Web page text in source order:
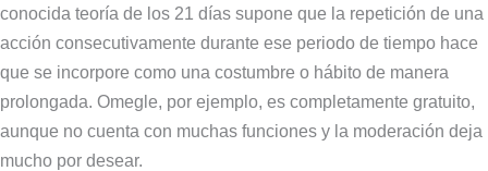
conocida teoría de los 21 días supone que la repetición de una
acción consecutivamente durante ese periodo de tiempo hace
que se incorpore como una costumbre o hábito de manera
prolongada. Omegle, por ejemplo, es completamente gratuito,
aunque no cuenta con muchas funciones y la moderación deja
mucho por desear.